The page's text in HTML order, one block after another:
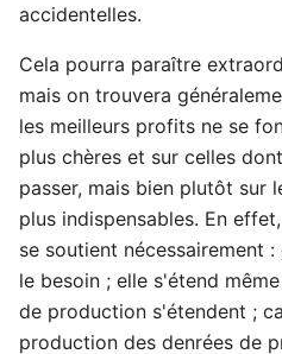
accidentelles.
Cela pourra paraître
mais on trouvera
les meilleurs profits ne se
plus chères et sur celles
passer, mais bien plutôt sur
plus indispensables. En
se soutient nécessairement
le besoin ; elle s'étend
de production s'étendent ;
production des denrées de